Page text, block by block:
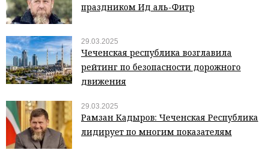
праздником Ид аль-Фитр
29.03.2025
Чеченская республика возглавила
рейтинг по безопасности дорожного
движения
29.03.2025
Рамзан Кадыров: Чеченская Республика
лидирует по многим показателям